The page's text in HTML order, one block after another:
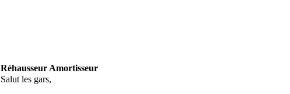
Réhausseur Amortisseur
Salut les gars,